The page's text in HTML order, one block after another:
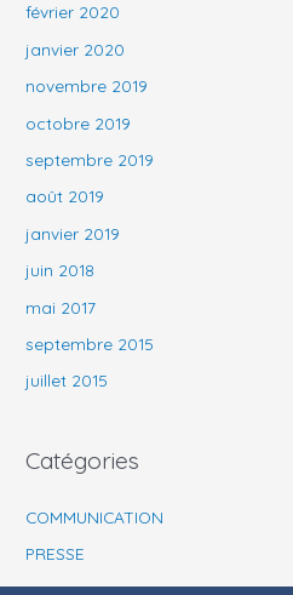
février 2020
janvier 2020
novembre 2019
octobre 2019
septembre 2019
août 2019
janvier 2019
juin 2018
mai 2017
septembre 2015
juillet 2015
Catégories
COMMUNICATION
PRESSE